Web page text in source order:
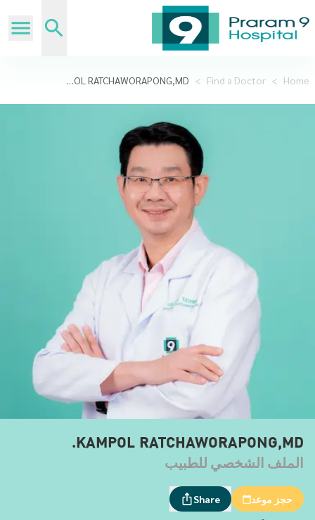
Home
>
Find a Doctor
>
KAMPOL RATCHAWORAPONG,MD.
KAMPOL RATCHAWORAPONG,MD.
الملف الشخصي للطبيب
حجز موعد Share